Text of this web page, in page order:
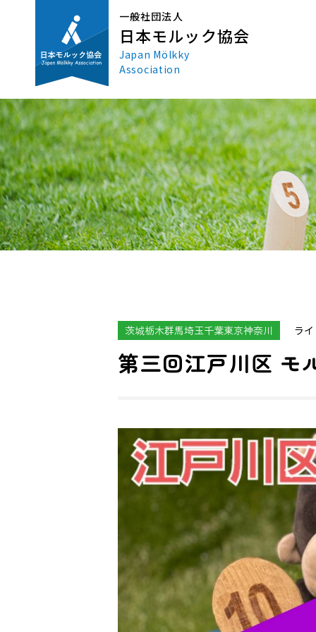
一般社団法人
日本モルック協会
Japan Mölkky
Association
茨城栃木群馬埼玉千葉東京神奈川 ラ
第三回江戸川区 モ